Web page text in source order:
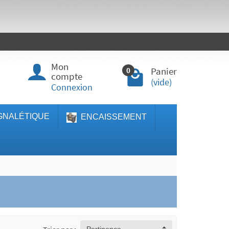
Mon
compte
Connexion
0 Panier
(vide)
ENCAISSEMENT